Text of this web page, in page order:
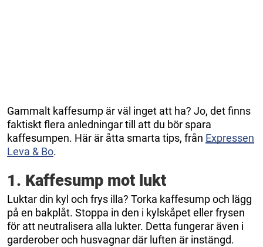
Gammalt kaffesump är väl inget att ha? Jo, det finns
faktiskt flera anledningar till att du bör spara
kaffesumpen. Här är åtta smarta tips, från Expressen
Leva & Bo.
1. Kaffesump mot lukt
Luktar din kyl och frys illa? Torka kaffesump och lägg
på en bakplåt. Stoppa in den i kylskåpet eller frysen
för att neutralisera alla lukter. Detta fungerar även i
garderober och husvagnar där luften är instängd.